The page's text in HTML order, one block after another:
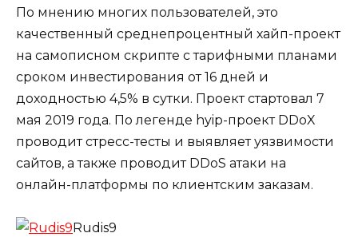
По мнению многих пользователей, это
качественный среднепроцентный хайп-проект
на самописном скрипте с тарифными планами
сроком инвестирования от 16 дней и
доходностью 4,5% в сутки. Проект стартовал 7
мая 2019 года. По легенде hyip-проект DDoX
проводит стресс-тесты и выявляет уязвимости
сайтов, а также проводит DDoS атаки на
онлайн-платформы по клиентским заказам.
Rudis9